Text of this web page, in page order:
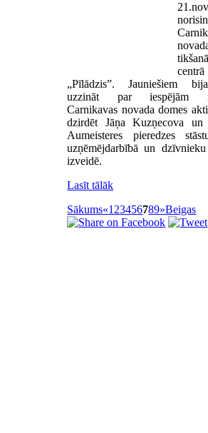
centrā
„Pīlādzis”. Jauniešiem
uzzināt par iespējām
Carnikavas novada domes
dzirdēt Jāņa Kuzņecova un
Aumeisteres pieredzes
uzņēmējdarbībā un
izveidē.
Lasīt tālāk
Sākums«1 23456789»Beigas